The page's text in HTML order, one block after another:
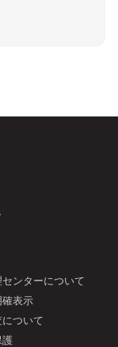
ンターについて
表示
ついて
護